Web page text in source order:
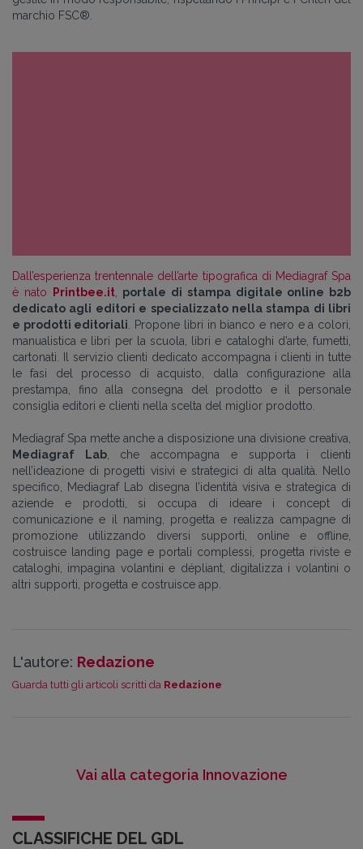
marchio FSC®.
Dall’esperienza trentennale dell’arte tipografica di Mediagraf Spa
è nato Printbee.it, portale di stampa digitale online b2b
dedicato agli editori e specializzato nella stampa di libri
e prodotti editoriali . Propone libri in bianco e nero e a colori,
manualistica e libri per la scuola, libri e cataloghi d’arte, fumetti,
cartonati. Il servizio clienti dedicato accompagna i clienti in tutte
le fasi del processo di acquisto, dalla configurazione alla
prestampa, fino alla consegna del prodotto e il personale
consiglia editori e clienti nella scelta del miglior prodotto.
Mediagraf Spa mette anche a disposizione una divisione creativa,
Mediagraf Lab, che accompagna e supporta i clienti
nell’ideazione di progetti visivi e strategici di alta qualità. Nello
specifico, Mediagraf Lab disegna l’identità visiva e strategica di
aziende e prodotti, si occupa di ideare i concept di
comunicazione e il naming, progetta e realizza campagne di
promozione utilizzando diversi supporti, online e offline,
costruisce landing page e portali complessi, progetta riviste e
cataloghi, impagina volantini e dépliant, digitalizza i volantini o
altri supporti, progetta e costruisce app.
L'autore: Redazione
Guarda tutti gli articoli scritti da Redazione
Vai alla categoria Innovazione
CLASSIFICHE DEL GDL